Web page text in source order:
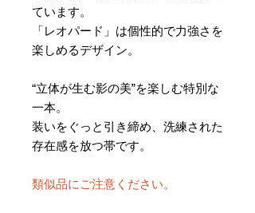
ています。
「レオパード」は個性的で力強さを
楽しめるデザイン。
“立体が生む影の美”を楽しむ特別な
一本。
装いをぐっと引き締め、洗練された
存在感を放つ帯です。
類似品にご注意ください。